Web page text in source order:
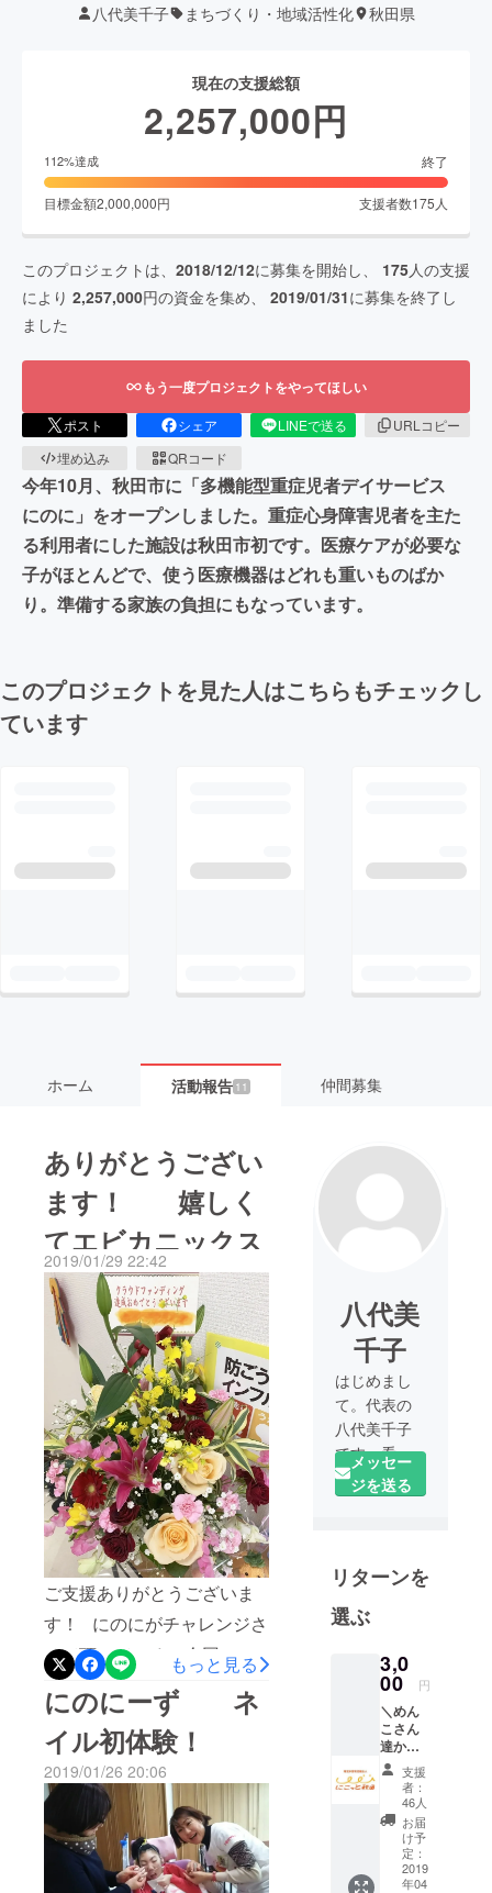
八代美千子 まちづくり・地域活性化 秋田県
現在の支援総額
2,257,000円
112%達成 終了
目標金額2,000,000円 支援者数175 人
このプロジェクトは、 2018/12/12に募集を開始し、 175人の支援
により 2,257,000円の資金を集め、 2019/01/31に募集を終了し
ました
もう一度プロジェクトをやってほしい
ポスト シェア LINEで送る
URLコピー
埋め込み
QRコード
今年10月、秋田市に「多機能型重症児者デイサービス
にのに」をオープンしました。重症心身障害児者を主た
る利用者にした施設は秋田市初です。医療ケアが必要な
子がほとんどで、使う医療機器はどれも重いものばか
り。準備する家族の負担にもなっています。
このプロジェクトを見た人はこちらもチェックし
ています
ホーム 活動報告 11 仲間募集
ありがとうござい
ます！ 嬉しく
てエビカニックス
2019/01/29 22:42
ご支援ありがとうございま
す！ にのにがチャレンジさ
せて頂いている、今回のク
ラウドファンディング。 残
り2日というところで、目標
金額を達成しました！ 皆さ
まのご支援、応援のおかげ
です。 本当にありがとうご
ざいます！ 今朝はスタッフ
と喜びを分かち合いまし
もっと見る
にのにーず ネ
イル初体験！
2019/01/26 20:06
八代美
千子
はじめまし
て。代表の
八代美千子
です。看護
師歴23年中
16年を障害
んこさん
してきまし
自由だけ
ど、全身で
感情を表現
したり、生
きることの
素晴らしさ
を教えてく
れるめんこ
さん達。そ
の家族を含
メッセー
ジを送る
リターンを
選ぶ
3,0
00 円
＼めん
こさん
達から
ありが
とうが
届く
コース
【NPO
法人に
こっと
支援
者：
46人
お届
け予
定：
2019
年04